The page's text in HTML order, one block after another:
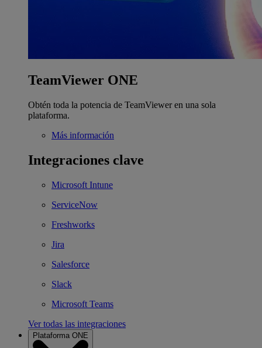
TeamViewer ONE
Obtén toda la potencia de TeamViewer en una sola
plataforma.
Más información
Integraciones clave
Microsoft Intune
ServiceNow
Freshworks
Jira
Salesforce
Slack
Microsoft Teams
Ver todas las integraciones
Plataforma ONE